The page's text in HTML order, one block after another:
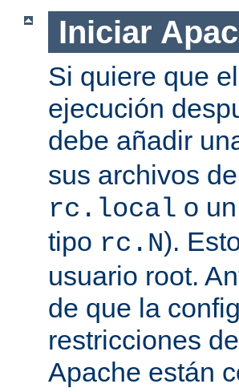
Iniciar
Si quiere que
ejecución
debe añadir
sus archivos
rc.local o
tipo rc.N).
usuario root.
de que la
restricciones
Apache están